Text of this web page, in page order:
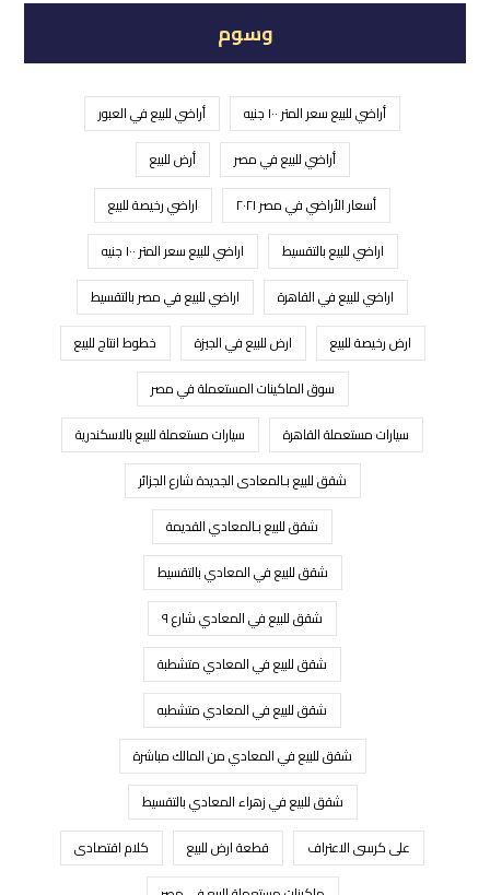
وسوم
أراضي للبيع سعر المتر ١٠٠ جنيه
أراضي للبيع في العبور
أراضي للبيع في مصر
أرض للبيع
أسعار الأراضي في مصر ٢٠٢١
اراضي رخيصة للبيع
اراضي للبيع بالتقسيط
اراضي للبيع سعر المتر ١٠٠ جنيه
اراضي للبيع في القاهرة
اراضي للبيع في مصر بالتقسيط
ارض رخيصة للبيع
ارض للبيع في الجيزة
خطوط انتاج للبيع
سوق الماكينات المستعملة في مصر
سيارات مستعملة القاهرة
سيارات مستعملة للبيع بالاسكندرية
شقق للبيع بـالمعادى الجديدة شارع الجزائر
شقق للبيع بـالمعادي القديمة
شقق للبيع في المعادي بالتقسيط
شقق للبيع في المعادي شارع ٩
شقق للبيع في المعادي متشطبة
شقق للبيع في المعادي متشطبه
شقق للبيع في المعادي من المالك مباشرة
شقق للبيع في زهراء المعادي بالتقسيط
على كرسى الاعتراف
قطعة ارض للبيع
كلام اقتصادى